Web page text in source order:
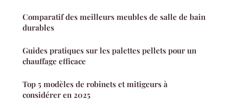
Comparatif des meilleurs meubles de salle de bain
durables
Guides pratiques sur les palettes pellets pour un
chauffage efficace
Top 5 modèles de robinets et mitigeurs à
considérer en 2025